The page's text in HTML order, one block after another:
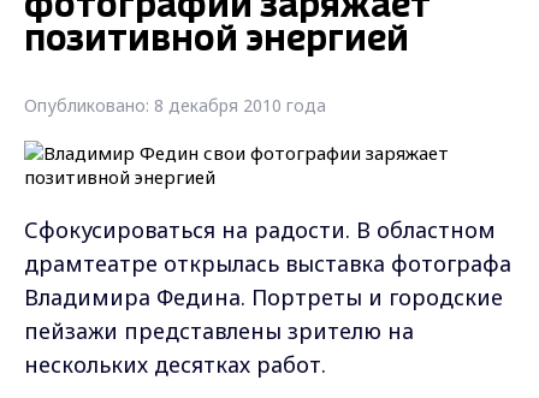
позитивной энергией
Опубликовано: 8 декабря 2010 года
Сфокусироваться на радости. В областном
драмтеатре открылась выставка фотографа
Владимира Федина. Портреты и городские
пейзажи представлены зрителю на
нескольких десятках работ.